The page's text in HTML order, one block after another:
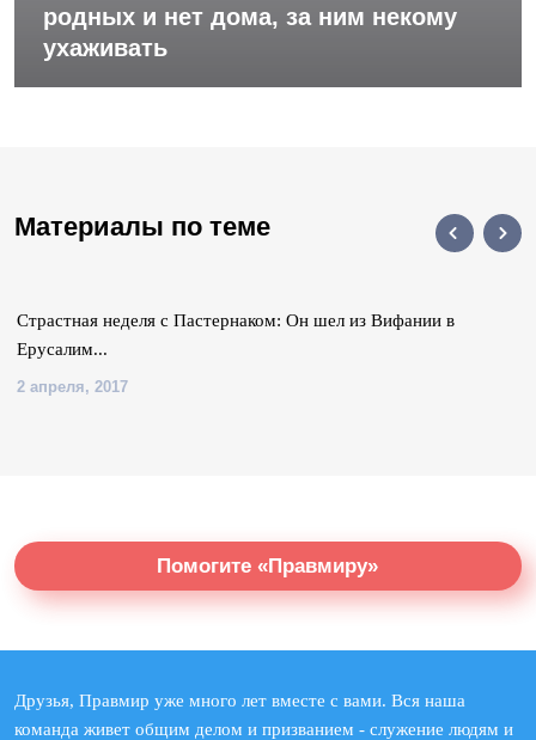
родных и нет дома, за ним некому
ухаживать
Материалы по теме
Страстная неделя с Пастернаком: Он шел из Вифании в
Ерусалим...
2 апреля, 2017
Помогите «Правмиру»
Друзья, Правмир уже много лет вместе с вами. Вся наша
команда живет общим делом и призванием - служение людям и